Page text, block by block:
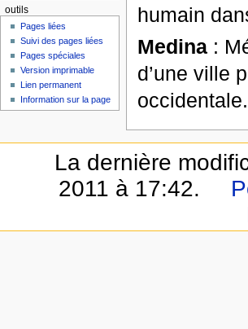
humain
Medina:
d’une ville
occidentale.
outils
Pages liées
Suivi des pages liées
Pages spéciales
Version imprimable
Lien permanent
Information sur la page
La dernière
2011 à 17:42.